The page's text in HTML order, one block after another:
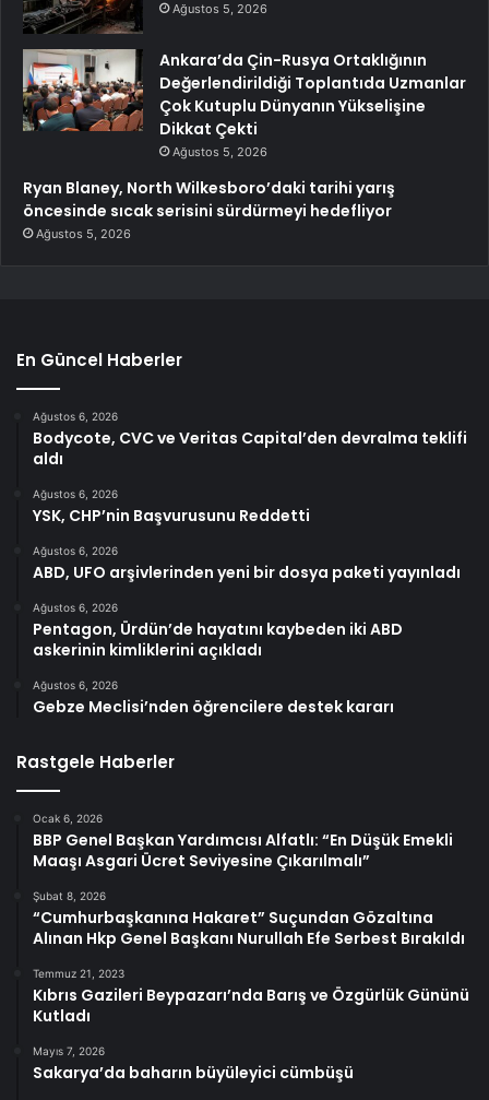
Ağustos 5, 2026
Ankara’da Çin-Rusya Ortaklığının
Değerlendirildiği Toplantıda Uzmanlar
Çok Kutuplu Dünyanın Yükselişine
Dikkat Çekti
Ağustos 5, 2026
Ryan Blaney, North Wilkesboro’daki tarihi yarış
öncesinde sıcak serisini sürdürmeyi hedefliyor
Ağustos 5, 2026
En Güncel Haberler
Ağustos 6, 2026
Bodycote, CVC ve Veritas Capital’den devralma teklifi
aldı
Ağustos 6, 2026
YSK, CHP’nin Başvurusunu Reddetti
Ağustos 6, 2026
ABD, UFO arşivlerinden yeni bir dosya paketi yayınladı
Ağustos 6, 2026
Pentagon, Ürdün’de hayatını kaybeden iki ABD
askerinin kimliklerini açıkladı
Ağustos 6, 2026
Gebze Meclisi’nden öğrencilere destek kararı
Rastgele Haberler
Ocak 6, 2026
BBP Genel Başkan Yardımcısı Alfatlı: “En Düşük Emekli
Maaşı Asgari Ücret Seviyesine Çıkarılmalı”
Şubat 8, 2026
“Cumhurbaşkanına Hakaret” Suçundan Gözaltına
Alınan Hkp Genel Başkanı Nurullah Efe Serbest Bırakıldı
Temmuz 21, 2023
Kıbrıs Gazileri Beypazarı’nda Barış ve Özgürlük Gününü
Kutladı
Mayıs 7, 2026
Sakarya’da baharın büyüleyici cümbüşü